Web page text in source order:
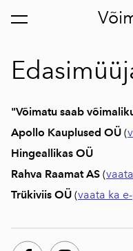
lisati ostukorvi.
"Võimatu saab
Apollo Kauplused OÜ (
Hingeallikas OÜ
Rahva Raamat AS (
Trükiviis OÜ (vaata ka